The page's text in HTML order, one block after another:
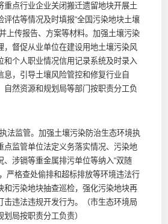
重点行业企业关闭搬迁遗留地块开展土
评估等情况及时填报“全国污染地块土壤
上传报告、方案等材料。加强土壤污染
，督促从业单位在建设用地土壤污染风
和个人职业情况信用记录系统及时录入
息，引导土壤风险管控和修复行业自
自然资源和规划局等部门按职责分工负
监管。加强土壤污染防治生态环境执
点监管单位法定义务落实情况、污染地
、涉镉等重金属排污单位等纳入“双随
严格查处偷排和超标排放等环境违法行
和污染地块抽查巡检，强化污染地块再
击违法违规开发行为。（市生态环境局
局按职责分工负责）